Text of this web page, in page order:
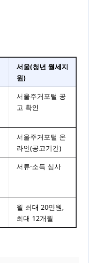
서울(청년 월세지
원)
서울주거포털 공
고 확인
서울주거포털 온
라인(공고기간)
서류·소득 심사
월 최대 20만원,
최대 12개월